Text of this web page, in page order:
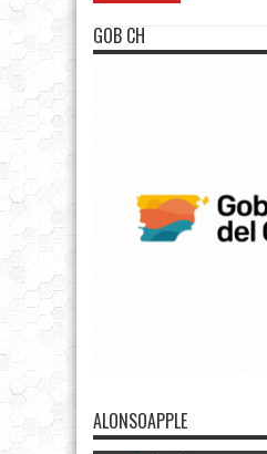
GOB CH
ALONSOAPPLE